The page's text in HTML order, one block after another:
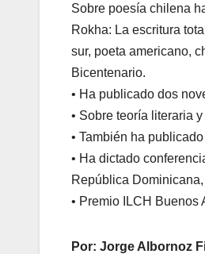
Sobre poesía chilena
Rokha: La escritura
sur, poeta americano,
Bicentenario.
• Ha publicado dos
• Sobre teoría literaria
• También ha
• Ha dictado
República
• Premio ILCH Buenos
Por: Jorge Albornoz